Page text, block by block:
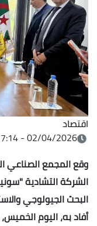
اقتصاد
02/04/2026 - 17:14
وقع المجمع الصناعي
الشركة التشادية
البحث الجيولوجي
أفاد به، اليوم الخميس،